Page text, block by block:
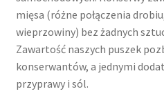
mięsa (różne połączenia
wieprzowiny) bez żadnych
Zawartość naszych puszek
konserwantów, a jednymi
przyprawy i sól.